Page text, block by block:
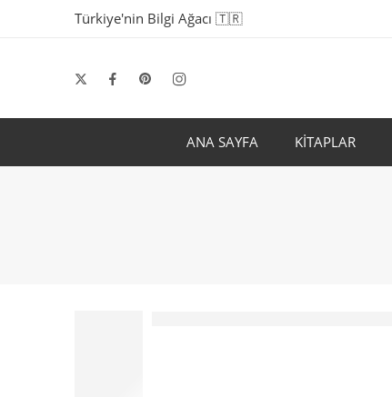
Türkiye'nin Bilgi Ağacı 🇹🇷
ANA SAYFA KİTAPLAR